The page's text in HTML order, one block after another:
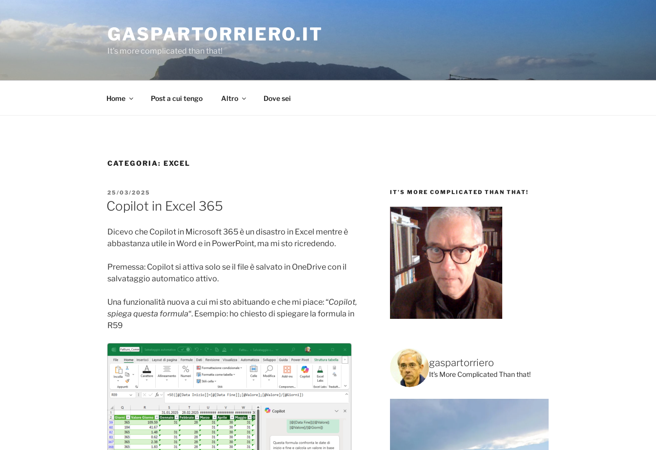
contenuto
GASPARTORRIERO.IT
It's more complicated than that!
Home Post a cui tengo Altro Dove sei
CATEGORIA: EXCEL
PUBBLICATO
IL
25/03/2025
Copilot in Excel 365
Dicevo che Copilot in Microsoft 365 è un disastro in Excel mentre è
abbastanza utile in Word e in PowerPoint, ma mi sto ricredendo.
Premessa: Copilot si attiva solo se il file è salvato in OneDrive con il
salvataggio automatico attivo.
Una funzionalità nuova a cui mi sto abituando e che mi piace: “Copilot,
spiega questa formula“. Esempio: ho chiesto di spiegare la formula in
R59
IT’S MORE COMPLICATED THAN THAT!
gaspartorriero
It's More Complicated Than that!